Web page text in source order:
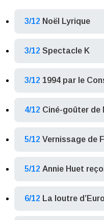
3/12 Noël Lyrique
3/12 Spectacle K
3/12 1994 par le
4/12 Ciné-goûter de
5/12 Vernissage de
5/12 Annie Huet
6/12 La loutre